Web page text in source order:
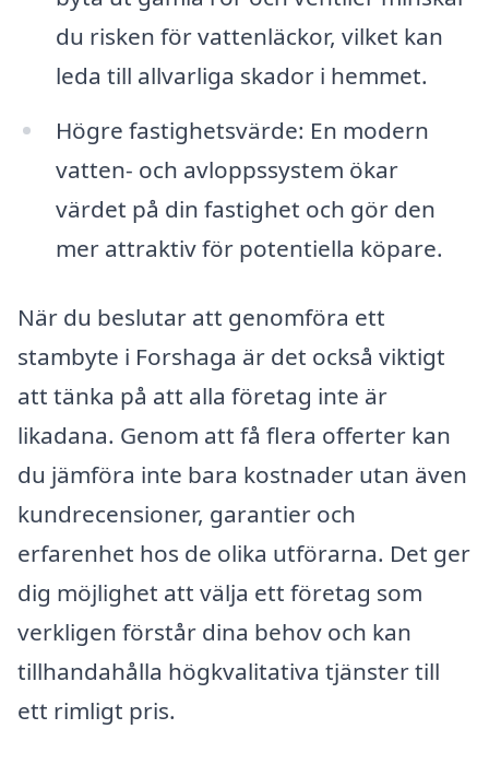
du risken för vattenläckor, vilket kan
leda till allvarliga skador i hemmet.
Högre fastighetsvärde: En modern
vatten- och avloppssystem ökar
värdet på din fastighet och gör den
mer attraktiv för potentiella köpare.
När du beslutar att genomföra ett
stambyte i Forshaga är det också viktigt
att tänka på att alla företag inte är
likadana. Genom att få flera offerter kan
du jämföra inte bara kostnader utan även
kundrecensioner, garantier och
erfarenhet hos de olika utförarna. Det ger
dig möjlighet att välja ett företag som
verkligen förstår dina behov och kan
tillhandahålla högkvalitativa tjänster till
ett rimligt pris.